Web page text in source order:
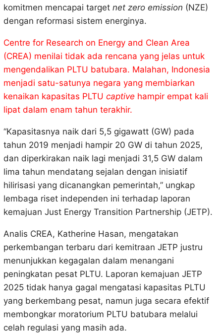
komitmen mencapai target net zero emission (NZE)
dengan reformasi sistem energinya.
Centre for Research on Energy and Clean Area
(CREA) menilai tidak ada rencana yang jelas untuk
mengendalikan PLTU batubara. Malahan, Indonesia
menjadi satu-satunya negara yang membiarkan
kenaikan kapasitas PLTU captive hampir empat kali
lipat dalam enam tahun terakhir.
“Kapasitasnya naik dari 5,5 gigawatt (GW) pada
tahun 2019 menjadi hampir 20 GW di tahun 2025,
dan diperkirakan naik lagi menjadi 31,5 GW dalam
lima tahun mendatang sejalan dengan inisiatif
hilirisasi yang dicanangkan pemerintah,” ungkap
lembaga riset independen ini terhadap laporan
kemajuan Just Energy Transition Partnership (JETP).
Analis CREA, Katherine Hasan, mengatakan
perkembangan terbaru dari kemitraan JETP justru
menunjukkan kegagalan dalam menangani
peningkatan pesat PLTU. Laporan kemajuan JETP
2025 tidak hanya gagal mengatasi kapasitas PLTU
yang berkembang pesat, namun juga secara efektif
membongkar moratorium PLTU batubara melalui
celah regulasi yang masih ada.